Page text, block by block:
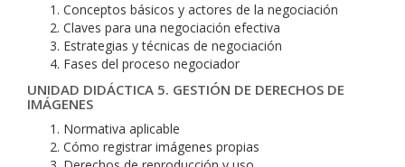
Conceptos básicos y actores de la negociación
Claves para una negociación efectiva
Estrategias y técnicas de negociación
Fases del proceso negociador
UNIDAD DIDÁCTICA 5. GESTIÓN DE DERECHOS DE
IMÁGENES
Normativa aplicable
Cómo registrar imágenes propias